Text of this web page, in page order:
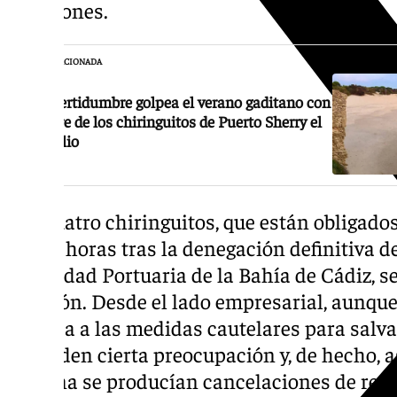
cuestiones.
NOTICIA RELACIONADA
La incertidumbre golpea el verano gaditano con
el cierre de los chiringuitos de Puerto Sherry el
7 de julio
Los cuatro chiringuitos, que están
00.00 horas tras la denegación definitiva
Autoridad Portuaria de la Bahía de Cádiz,
decisión. Desde el lado empresarial,
atienda a las medidas cautelares para
esconden cierta preocupación y, de hecho,
semana se producían cancelaciones de